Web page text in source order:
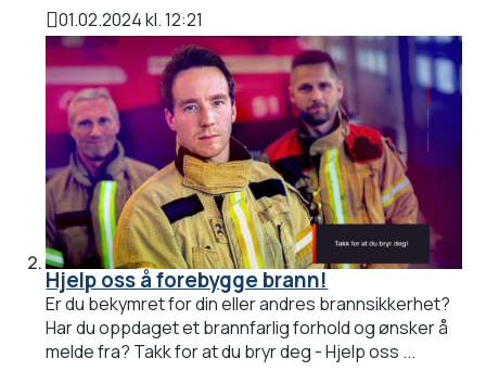
Publisert
01.02.2024 kl. 12:21
Hjelp oss å forebygge brann!
Er du bekymret for din eller andres brannsikkerhet?
Har du oppdaget et brannfarlig forhold og ønsker å
melde fra? Takk for at du bryr deg - Hjelp oss ...